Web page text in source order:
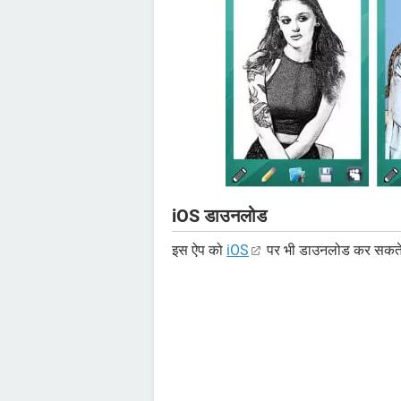
iOS डाउनलोड
इस ऐप को iOS पर भी डाउनलोड कर